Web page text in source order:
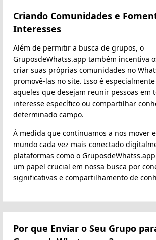
Criando Comunidades e
Interesses
Além de permitir a busca de grupos, o
GruposdeWhatss.app também incentiva
criar suas próprias comunidades no
promovê-las no site. Isso é
aqueles que desejam reunir pessoas em
interesse específico ou compartilhar
determinado campo.
À medida que continuamos a nos mover
mundo cada vez mais conectado
plataformas como o
um papel crucial em nossa busca por
significativas e compartilhamento de
Por que Enviar o Seu Grupo